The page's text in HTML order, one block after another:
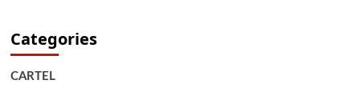
Categories
CARTEL